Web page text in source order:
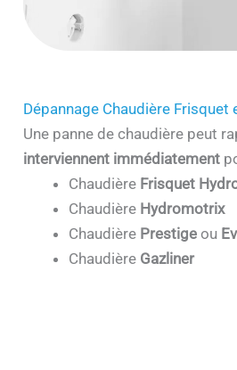
Dépannage Chaudière
Une panne de chaudière peut
interviennent immédiatement
Chaudière Frisquet
Chaudière Hydromotrix
Chaudière Prestigeou
Chaudière Gazliner